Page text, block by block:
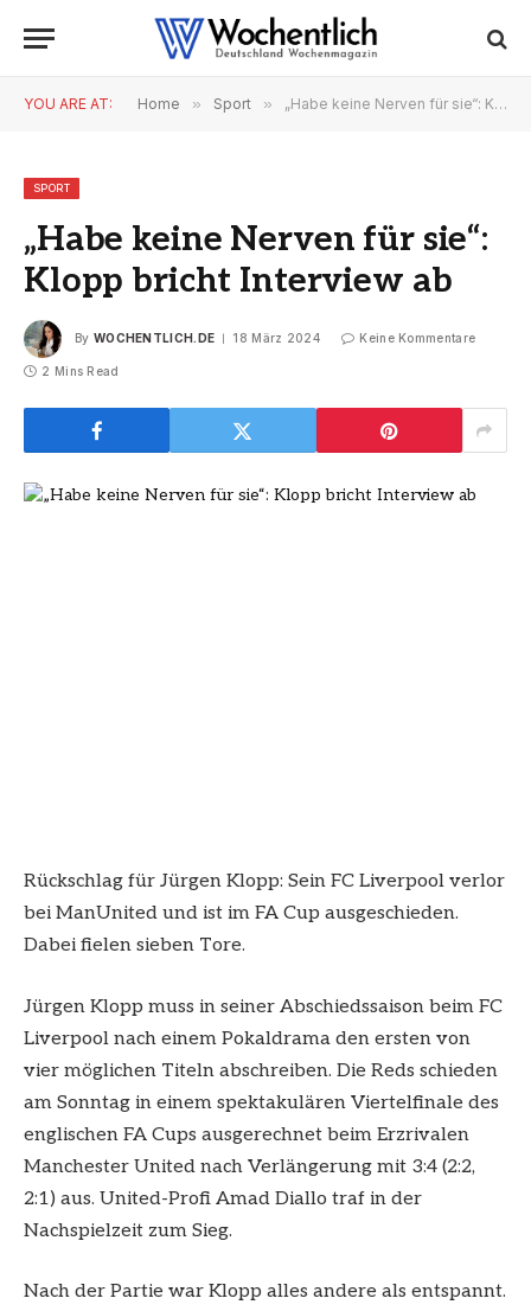
YOU ARE AT: Home » Sport » „Habe keine Nerven für sie“: Klopp bricht Interview ab
SPORT
„Habe keine Nerven für sie“:
Klopp bricht Interview ab
By WOCHENTLICH.DE 18 März 2024 Keine Kommentare
2 Mins Read
Rückschlag für Jürgen Klopp: Sein FC Liverpool verlor
bei ManUnited und ist im FA Cup ausgeschieden.
Dabei fielen sieben Tore.
Jürgen Klopp muss in seiner Abschiedssaison beim FC
Liverpool nach einem Pokaldrama den ersten von
vier möglichen Titeln abschreiben. Die Reds schieden
am Sonntag in einem spektakulären Viertelfinale des
englischen FA Cups ausgerechnet beim Erzrivalen
Manchester United nach Verlängerung mit 3:4 (2:2,
2:1) aus. United-Profi Amad Diallo traf in der
Nachspielzeit zum Sieg.
Nach der Partie war Klopp alles andere als entspannt.